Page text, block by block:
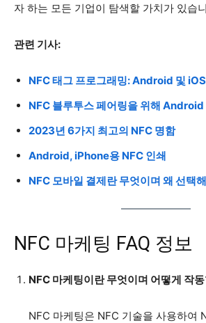
자 하는 모든 기업이 탐색할 가치가 있습
관련 기사:
NFC 태그 프로그래밍: Android 및 iOS
NFC 블루투스 페어링을 위해
2023년 6가지 최고의 NFC 명함
Android, iPhone용 NFC 인쇄
NFC 모바일 결제란 무엇이며 왜 선택
NFC 마케팅 FAQ 정보
NFC 마케팅이란 무엇이며 어떻게 작
NFC 마케팅은 NFC 기술을 사용하여